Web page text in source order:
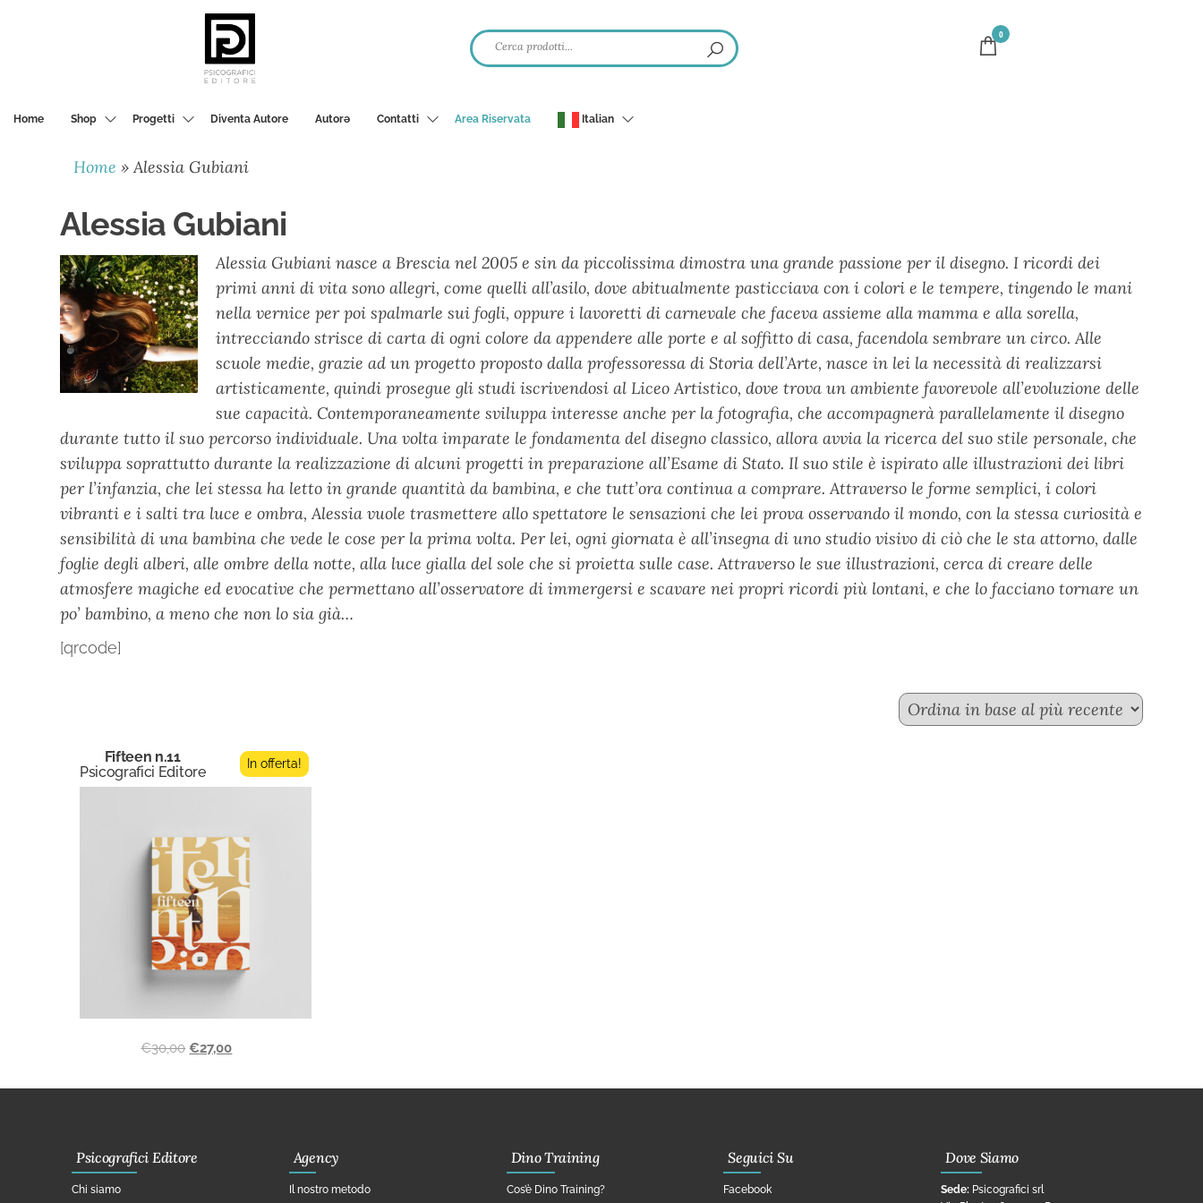
0
Home Shop Progetti Diventa Autore Autorә Contatti Area Riservata Italian
Home »Alessia Gubiani
Alessia Gubiani
Alessia Gubiani nasce a Brescia nel 2005 e sin da piccolissima dimostra una grande passione per il disegno. I ricordi dei
primi anni di vita sono allegri, come quelli all’asilo, dove abitualmente pasticciava con i colori e le tempere, tingendo le mani
nella vernice per poi spalmarle sui fogli, oppure i lavoretti di carnevale che faceva assieme alla mamma e alla sorella,
intrecciando strisce di carta di ogni colore da appendere alle porte e al soffitto di casa, facendola sembrare un circo. Alle
scuole medie, grazie ad un progetto proposto dalla professoressa di Storia dell’Arte, nasce in lei la necessità di realizzarsi
artisticamente, quindi prosegue gli studi iscrivendosi al Liceo Artistico, dove trova un ambiente favorevole all’evoluzione delle
sue capacità. Contemporaneamente sviluppa interesse anche per la fotografia, che accompagnerà parallelamente il disegno
durante tutto il suo percorso individuale. Una volta imparate le fondamenta del disegno classico, allora avvia la ricerca del suo stile personale, che
sviluppa soprattutto durante la realizzazione di alcuni progetti in preparazione all’Esame di Stato. Il suo stile è ispirato alle illustrazioni dei libri
per l’infanzia, che lei stessa ha letto in grande quantità da bambina, e che tutt’ora continua a comprare. Attraverso le forme semplici, i colori
vibranti e i salti tra luce e ombra, Alessia vuole trasmettere allo spettatore le sensazioni che lei prova osservando il mondo, con la stessa curiosità e
sensibilità di una bambina che vede le cose per la prima volta. Per lei, ogni giornata è all’insegna di uno studio visivo di ciò che le sta attorno, dalle
foglie degli alberi, alle ombre della notte, alla luce gialla del sole che si proietta sulle case. Attraverso le sue illustrazioni, cerca di creare delle
atmosfere magiche ed evocative che permettano all’osservatore di immergersi e scavare nei propri ricordi più lontani, e che lo facciano tornare un
po’ bambino, a meno che non lo sia già…
[qrcode]
Fifteen n.11
Psicografici Editore
In offerta!
€30,00 €27,00
Psicografici Editore
Chi siamo
Agency
Il nostro metodo
Dino Training
Cos’è Dino Training?
Seguici Su
Facebook
Dove Siamo
Sede: Psicografici srl